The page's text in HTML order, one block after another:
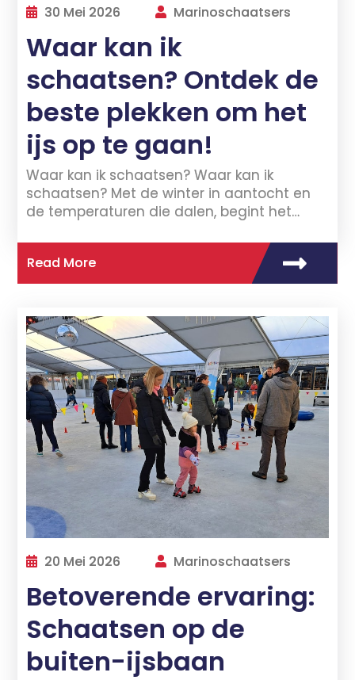
30 Mei 2026 Marinoschaatsers
Waar kan ik
schaatsen? Ontdek de
beste plekken om het
ijs op te gaan!
Waar kan ik schaatsen? Waar kan ik
schaatsen? Met de winter in aantocht en
de temperaturen die dalen, begint het…
Read More
20 Mei 2026 Marinoschaatsers
Betoverende ervaring:
Schaatsen op de
buiten-ijsbaan